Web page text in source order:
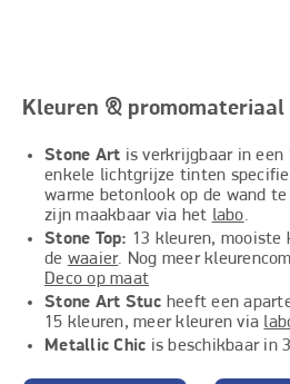
Kleuren & promomateriaal
Stone Art is verkrijgbaar in
enkele lichtgrijze tinten
warme betonlook op de wand
zijn maakbaar via het labo.
Stone Top: 13 kleuren, mooiste
de waaier. Nog meer
Deco op maat
Stone Art Stuc heeft een
15 kleuren, meer kleuren via
Metallic Chic is beschikbaar in